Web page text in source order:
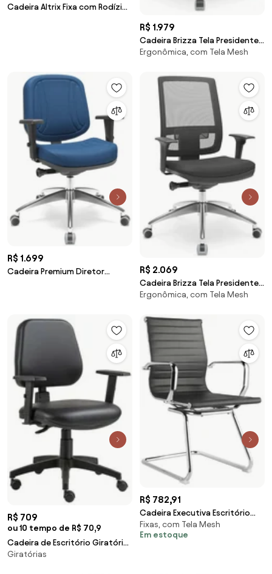
Cadeira Altrix Fixa com Rodízios
R$ 1.979
Cadeira Brizza Tela Presidente
Grafite -
Ergonômica, com Tela Mesh
R$ 1.699
Cadeira Premium Diretor
R$ 2.069
Cadeira Brizza Tela Presidente
Grafite Base Alumínio -
Ergonômica, com Tela Mesh
R$ 709
ou 10 tempo de R$ 70,9
Cadeira de Escritório Giratória
Corporate Executiva Roal Preto
Giratórias
R$ 782,91
Cadeira Executiva Escritório
Royal Fixa PU Sintético Preta
G56 - Gran Belo
Fixas, com Tela Mesh
Em estoque